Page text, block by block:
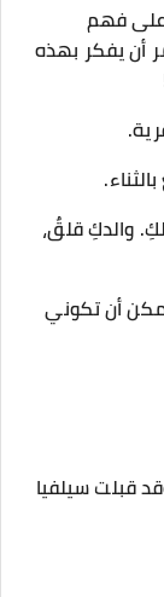
على فهم
أن يفكر بهذه
والدكِ قلقٌ،
أن تكوني
قبلت سيلفيا